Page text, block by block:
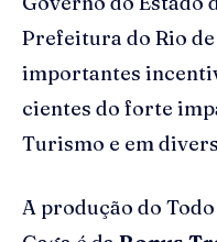
Prefeitura do Rio
importantes
cientes do forte
Turismo e em
A produção do